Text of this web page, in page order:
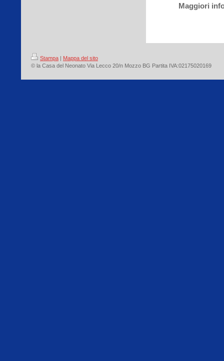
Maggiori
Stampa | Mappa del sito
© la Casa del Neonato Via Lecco 20/n Mozzo BG Partita IVA:02175020169